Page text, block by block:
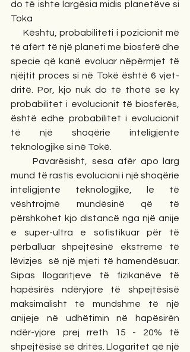
do të ishte largësia midis planetëve si
Toka
     Kështu, probabiliteti i pozicionit më
të afërt të një planeti me biosferë dhe
specie që kanë evoluar nëpërmjet të
njëjtit proces si në Tokë është 6 vjet-
dritë. Por, kjo nuk do të thotë se ky
probabilitet i evolucionit të biosferës,
është edhe probabilitet i evolucionit
të një shoqërie inteligjente
teknologjike si në Tokë.
     Pavarësisht, sesa afër apo larg
mund të rastis evolucioni i një shoqërie
inteligjente teknologjike, le të
vështrojmë mundësinë që të
përshkohet kjo distancë nga një anije
e super-ultra e sofistikuar për të
përballuar shpejtësinë ekstreme të
lëvizjes  së një mjeti të hamendësuar.
Sipas llogaritjeve të fizikanëve të
hapësirës ndëryjore të shpejtësisë
maksimalisht të mundshme të një
anijeje në udhëtimin në hapësirën
ndër-yjore prej rreth 15 - 20% të
shpejtësisë së dritës. Llogaritet që një